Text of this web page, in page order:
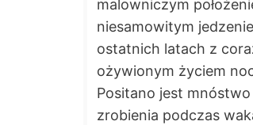
malowniczym
niesamowitym
ostatnich latach z
ożywionym życiem
Positano jest
zrobienia podczas